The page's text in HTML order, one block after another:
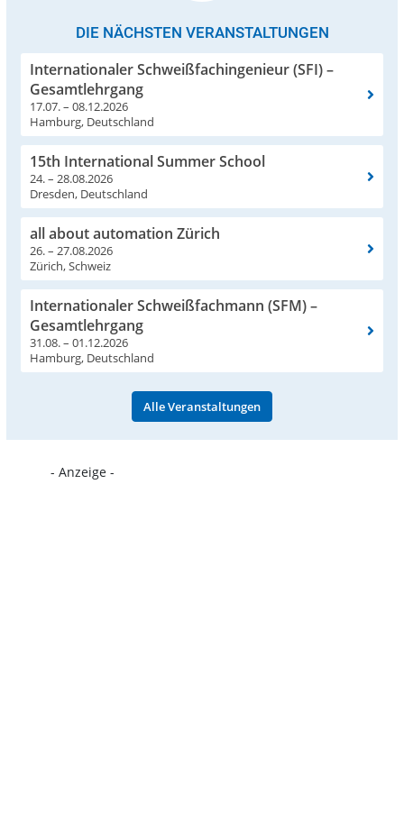
DIE NÄCHSTEN VERANSTALTUNGEN
Internationaler Schweißfachingenieur (SFI) –
Gesamtlehrgang
17.07. – 08.12.2026
Hamburg, Deutschland
15th International Summer School
24. – 28.08.2026
Dresden, Deutschland
all about automation Zürich
26. – 27.08.2026
Zürich, Schweiz
Internationaler Schweißfachmann (SFM) –
Gesamtlehrgang
31.08. – 01.12.2026
Hamburg, Deutschland
Alle Veranstaltungen
- Anzeige -